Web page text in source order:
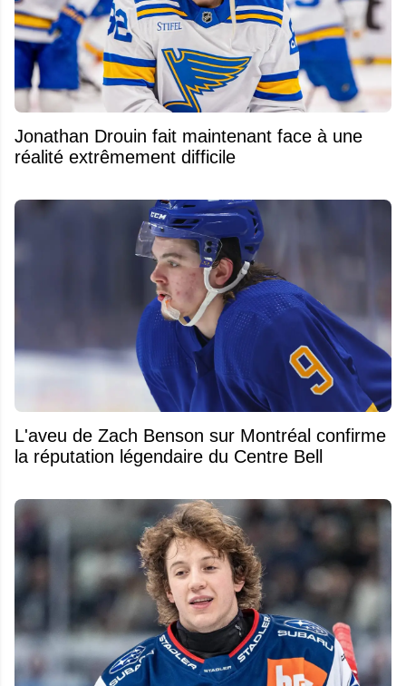
Jonathan Drouin fait maintenant face à une
réalité extrêmement difficile
L'aveu de Zach Benson sur Montréal confirme
la réputation légendaire du Centre Bell